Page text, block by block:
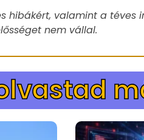
hibákért, valamint a téves
nem vállal.